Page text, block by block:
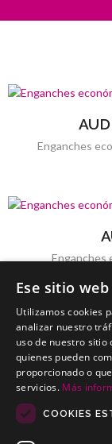
Enganches
Enganches
Ese sitio
Utilizamos cookies
analizar nuestro
uso de nuestro sitio
quienes pueden
proporcionado o
servicios. Más
COOKIES